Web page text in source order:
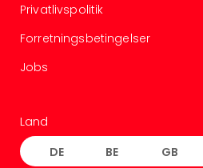
Privatlivspolitik
Forretningsbetingelser
Jobs
Land
DE BE GB